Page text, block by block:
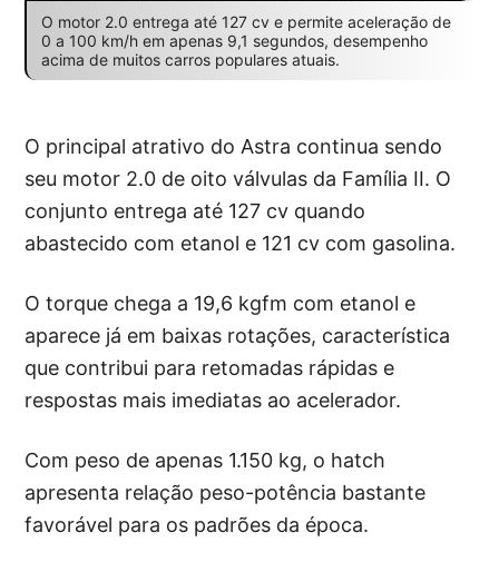
O motor 2.0 entrega até 127 cv e permite aceleração de
0 a 100 km/h em apenas 9,1 segundos, desempenho
acima de muitos carros populares atuais.
O principal atrativo do Astra continua sendo
seu motor 2.0 de oito válvulas da Família II. O
conjunto entrega até 127 cv quando
abastecido com etanol e 121 cv com gasolina.
O torque chega a 19,6 kgfm com etanol e
aparece já em baixas rotações, característica
que contribui para retomadas rápidas e
respostas mais imediatas ao acelerador.
Com peso de apenas 1.150 kg, o hatch
apresenta relação peso-potência bastante
favorável para os padrões da época.